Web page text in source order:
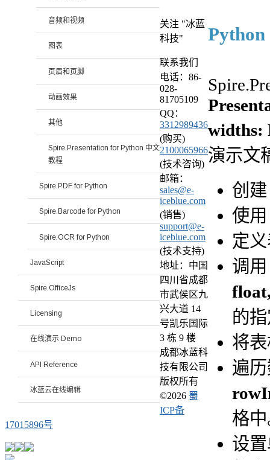
widths:
演示文
创
使
定
调
的
将
遍
格
设
音频和视频
图表
页眉和页脚
动画效果
其他
Spire.Presentation for Python 中文
教程
Spire.PDF for Python
Spire.Barcode for Python
Spire.OCR for Python
JavaScript
Spire.OfficeJs
Licensing
在线演示 Demo
API Reference
冰蓝云在线编辑
关注 "冰蓝
科技"
联系我们
电话：86-
028-
81705109
QQ：
3312989436
(购买)
2100065966
(技术咨询)
邮箱：
sales@e-
iceblue.com
(销售)
support@e-
iceblue.com
(技术支持)
地址：中国
四川省成都
市武侯区九
兴大道 14
号凯乐国际
3 栋 9 楼
成都冰蓝科
技有限公司
版权所有
©2026 蜀
ICP备
17015896号